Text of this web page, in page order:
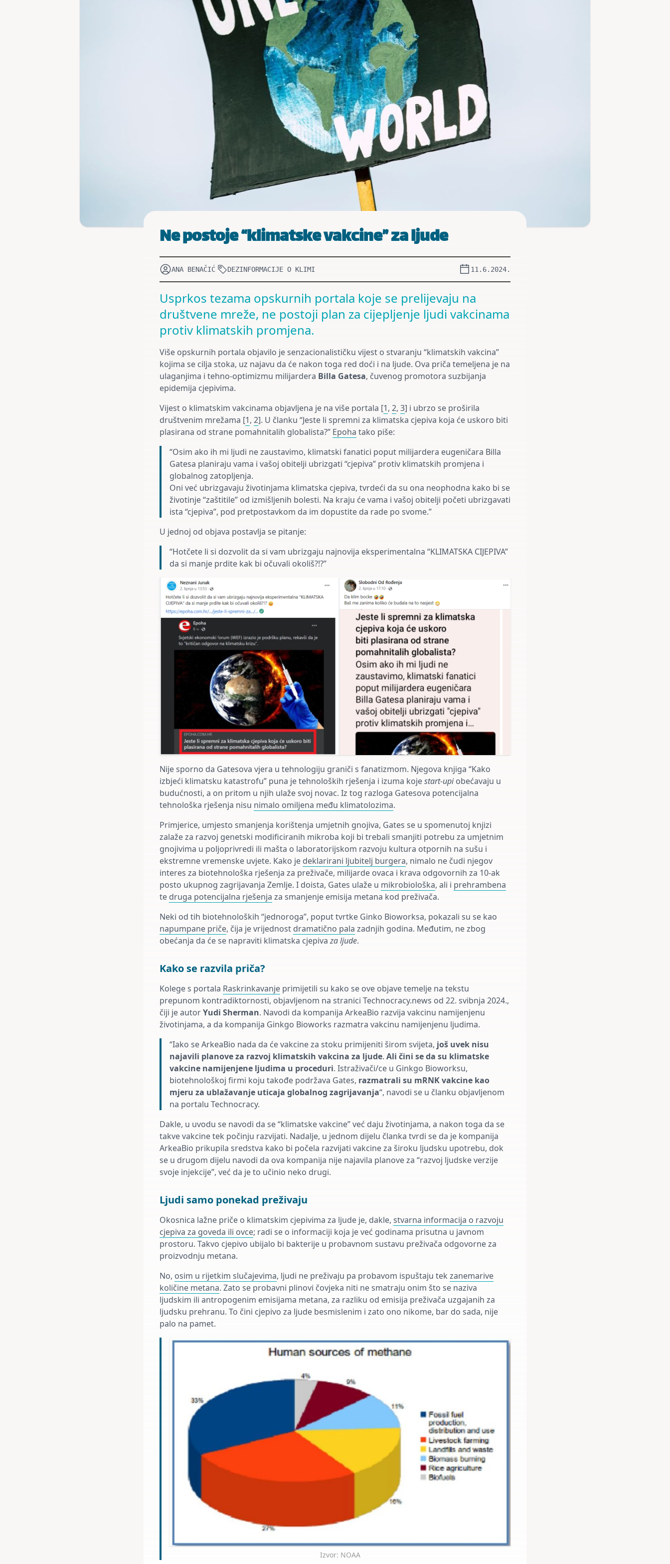
Ne postoje “klimatske vakcine” za ljude
ANA BENAČIĆ DEZINFORMACIJE O KLIMI 11.6.2024.
Usprkos tezama opskurnih portala koje se prelijevaju na
društvene mreže, ne postoji plan za cijepljenje ljudi vakcinama
protiv klimatskih promjena.
Više opskurnih portala objavilo je senzacionalističku vijest o stvaranju “klimatskih vakcina”
kojima se cilja stoka, uz najavu da će nakon toga red doći i na ljude. Ova priča temeljena je na
ulaganjima i tehno-optimizmu milijardera Billa Gatesa, čuvenog promotora suzbijanja
epidemija cjepivima.
Vijest o klimatskim vakcinama objavljena je na više portala [1, 2, 3] i ubrzo se proširila
društvenim mrežama [1, 2]. U članku “Jeste li spremni za klimatska cjepiva koja će uskoro biti
plasirana od strane pomahnitalih globalista?” Epoha tako piše:
“Osim ako ih mi ljudi ne zaustavimo, klimatski fanatici poput milijardera eugeničara Billa
Gatesa planiraju vama i vašoj obitelji ubrizgati “cjepiva” protiv klimatskih promjena i
globalnog zatopljenja.
Oni već ubrizgavaju životinjama klimatska cjepiva, tvrdeći da su ona neophodna kako bi se
životinje “zaštitile” od izmišljenih bolesti. Na kraju će vama i vašoj obitelji početi ubrizgavati
ista “cjepiva”, pod pretpostavkom da im dopustite da rade po svome.”
U jednoj od objava postavlja se pitanje:
“Hotčete li si dozvolit da si vam ubrizgaju najnovija eksperimentalna “KLIMATSKA CIJEPIVA”
da si manje prdite kak bi očuvali okoliš?!?”
Nije sporno da Gatesova vjera u tehnologiju graniči s fanatizmom. Njegova knjiga “Kako
izbjeći klimatsku katastrofu” puna je tehnoloških rješenja i izuma kojestart-upiobećavaju u
budućnosti, a on pritom u njih ulaže svoj novac. Iz tog razloga Gatesova potencijalna
tehnološka rješenja nisu nimalo omiljena među klimatolozima.
Primjerice, umjesto smanjenja korištenja umjetnih gnojiva, Gates se u spomenutoj knjizi
zalaže za razvoj genetski modificiranih mikroba koji bi trebali smanjiti potrebu za umjetnim
gnojivima u poljoprivredi ili mašta o laboratorijskom razvoju kultura otpornih na sušu i
ekstremne vremenske uvjete. Kako je deklarirani ljubitelj burgera, nimalo ne čudi njegov
interes za biotehnološka rješenja za preživače, milijarde ovaca i krava odgovornih za 10-ak
posto ukupnog zagrijavanja Zemlje. I doista, Gates ulaže u mikrobiološka, ali i prehrambena
te druga potencijalna rješenja za smanjenje emisija metana kod preživača.
Neki od tih biotehnoloških “jednoroga”, poput tvrtke Ginko Bioworksa, pokazali su se kao
napumpane priče, čija je vrijednost dramatično pala zadnjih godina. Međutim, ne zbog
obećanja da će se napraviti klimatska cjepivaza ljude.
Kako se razvila priča?
Kolege s portala Raskrinkavanje primijetili su kako se ove objave temelje na tekstu
prepunom kontradiktornosti, objavljenom na stranici Technocracy.news od 22. svibnja 2024.,
čiji je autorYudi Sherman. Navodi da kompanija ArkeaBio razvija vakcinu namijenjenu
životinjama, a da kompanija Ginkgo Bioworks razmatra vakcinu namijenjenu ljudima.
“Iako se ArkeaBio nada da će vakcine za stoku primijeniti širom svijeta, još uvek nisu
najavili planove za razvoj klimatskih vakcina za ljude. Ali čini se da su klimatske
vakcine namijenjene ljudima u proceduri. Istraživači/ce u Ginkgo Bioworksu,
biotehnološkoj firmi koju takođe podržava Gates, razmatrali su mRNK vakcine kao
mjeru za ublažavanje uticaja globalnog zagrijavanja“, navodi se u članku objavljenom
na portalu Technocracy.
Dakle, u uvodu se navodi da se “klimatske vakcine” već daju životinjama, a nakon toga da se
takve vakcine tek počinju razvijati. Nadalje, u jednom dijelu članka tvrdi se da je kompanija
ArkeaBio prikupila sredstva kako bi počela razvijati vakcine za široku ljudsku upotrebu, dok
se u drugom dijelu navodi da ova kompanija nije najavila planove za “razvoj ljudske verzije
svoje injekcije”, već da je to učinio neko drugi.
Ljudi samo ponekad preživaju
Okosnica lažne priče o klimatskim cjepivima za ljude je, dakle, stvarna informacija o razvoju
cjepiva za goveda ili ovce; radi se o informaciji koja je već godinama prisutna u javnom
prostoru. Takvo cjepivo ubijalo bi bakterije u probavnom sustavu preživača odgovorne za
proizvodnju metana.
No, osim u rijetkim slučajevima, ljudi ne preživaju pa probavom ispuštaju tek zanemarive
količine metana. Zato se probavni plinovi čovjeka niti ne smatraju onim što se naziva
ljudskim ili antropogenim emisijama metana, za razliku od emisija preživača uzgajanih za
ljudsku prehranu. To čini cjepivo za ljude besmislenim i zato ono nikome, bar do sada, nije
palo na pamet.
Izvor: NOAA